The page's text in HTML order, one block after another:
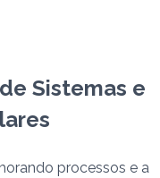
Sistemas e
processos e a